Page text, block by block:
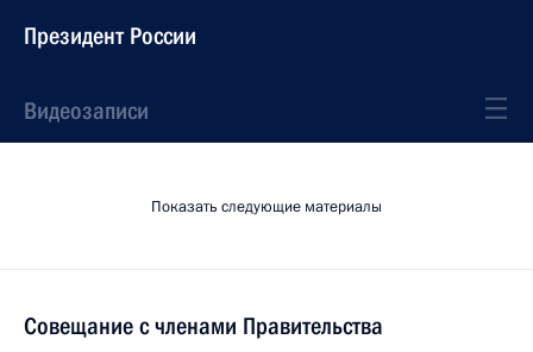
Президент России
Видеозаписи
Показать следующие материалы
Совещание с членами Правительства